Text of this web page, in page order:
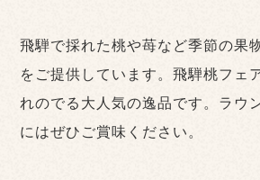
飛騨で採れた桃や苺など季節の果
をご提供しています。飛騨桃フェ
れのでる大人気の逸品です。ラウ
にはぜひご賞味ください。